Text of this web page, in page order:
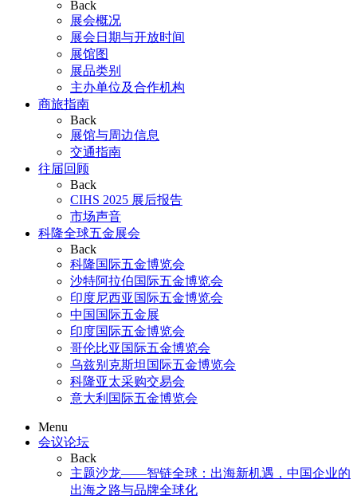
Back
展会概况
展会日期与开放时间
展馆图
展品类别
主办单位及合作机构
商旅指南
Back
展馆与周边信息
交通指南
往届回顾
Back
CIHS 2025 展后报告
市场声音
科隆全球五金展会
Back
科隆国际五金博览会
沙特阿拉伯国际五金博览会
印度尼西亚国际五金博览会
中国国际五金展
印度国际五金博览会
哥伦比亚国际五金博览会
乌兹别克斯坦国际五金博览会
科隆亚太采购交易会
意大利国际五金博览会
Menu
会议论坛
Back
主题沙龙——智链全球：出海新机遇，中国企业的
出海之路与品牌全球化